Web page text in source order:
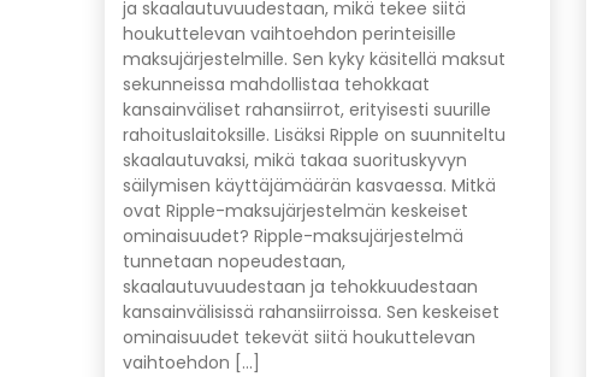
ja skaalautuvuudestaan, mikä tekee siitä
houkuttelevan vaihtoehdon perinteisille
maksujärjestelmille. Sen kyky käsitellä maksut
sekunneissa mahdollistaa tehokkaat
kansainväliset rahansiirrot, erityisesti suurille
rahoituslaitoksille. Lisäksi Ripple on suunniteltu
skaalautuvaksi, mikä takaa suorituskyvyn
säilymisen käyttäjämäärän kasvaessa. Mitkä
ovat Ripple-maksujärjestelmän keskeiset
ominaisuudet? Ripple-maksujärjestelmä
tunnetaan nopeudestaan,
skaalautuvuudestaan ja tehokkuudestaan
kansainvälisissä rahansiirroissa. Sen keskeiset
ominaisuudet tekevät siitä houkuttelevan
vaihtoehdon […]